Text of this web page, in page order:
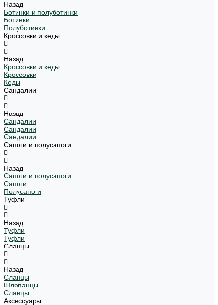
Назад
Ботинки и полуботинки
Ботинки
Полуботинки
Кроссовки и кеды
Назад
Кроссовки и кеды
Кроссовки
Кеды
Сандалии
Назад
Сандалии
Сандалии
Сандалии
Сапоги и полусапоги
Назад
Сапоги и полусапоги
Сапоги
Полусапоги
Туфли
Назад
Туфли
Туфли
Сланцы
Назад
Сланцы
Шлепанцы
Сланцы
Аксессуары